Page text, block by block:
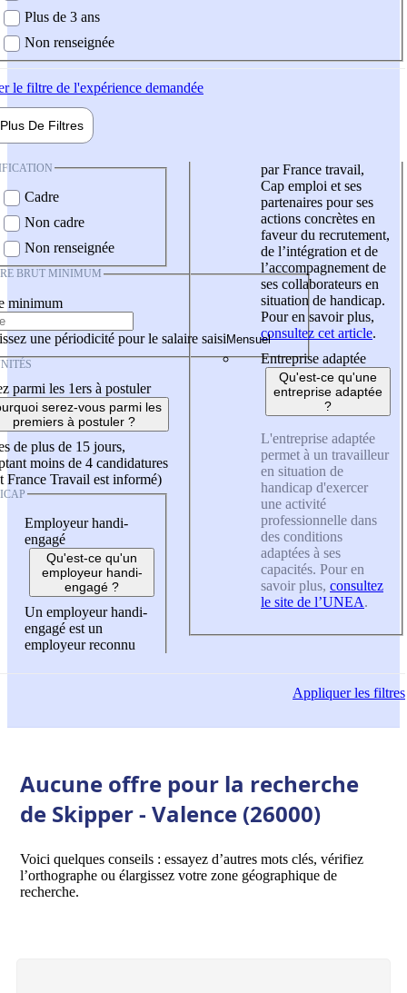
Plus de 3 ans
Non renseignée
le filtre de l'expérience demandée
Plus De Filtres
Cadre
Non cadre
Non renseignée
BRUT MINIMUM
minimum
une périodicité pour le salaire saisi
parmi les 1ers à postuler
serez-vous parmi les
premiers à postuler ?
de plus de 15 jours,
moins de 4 candidatures
France Travail est informé)
Employeur handi-
engagé
Qu'est-ce qu'un
employeur handi-
engagé ?
Un employeur handi-
engagé est un
employeur reconnu
par France travail,
Cap emploi et ses
partenaires pour ses
actions concrètes en
faveur du recrutement,
de l’intégration et de
l’accompagnement de
ses collaborateurs en
situation de handicap.
Pour en savoir plus,
consultez cet article.
Entreprise adaptée
Qu'est-ce qu'une
entreprise adaptée
?
L'entreprise adaptée
permet à un travailleur
en situation de
handicap d'exercer
une activité
professionnelle dans
des conditions
adaptées à ses
capacités. Pour en
savoir plus, consultez
le site de l’UNEA.
Appliquerles filtres
Aucune offre pour la recherche
de Skipper - Valence (26000)
Voici quelques conseils : essayez d’autres mots clés, vérifiez
l’orthographe ou élargissez votre zone géographique de
recherche.